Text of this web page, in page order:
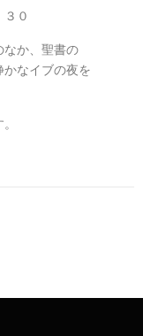
０
、聖書の
ブの夜を